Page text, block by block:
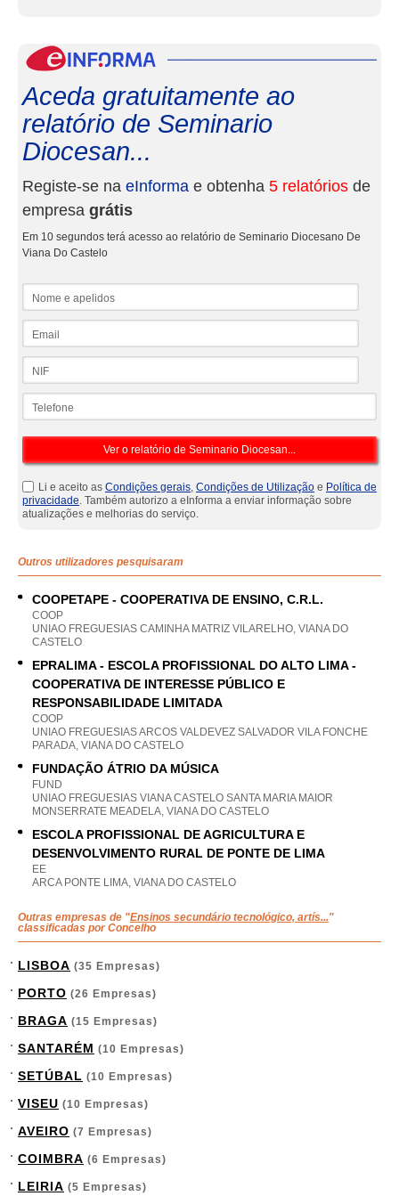
Aceda gratuitamente ao
relatório de Seminario
Diocesan...
Registe-se na eInforma e obtenha 5 relatórios de
empresa grátis
Em 10 segundos terá acesso ao relatório de Seminario Diocesano De
Viana Do Castelo
Li e aceito as Condições gerais, Condições de Utilização e Política de
privacidade. Também autorizo a eInforma a enviar informação sobre
atualizações e melhorias do serviço.
Outros utilizadores pesquisaram
COOPETAPE - COOPERATIVA DE ENSINO, C.R.L.
COOP
UNIAO FREGUESIAS CAMINHA MATRIZ VILARELHO, VIANA DO
CASTELO
EPRALIMA - ESCOLA PROFISSIONAL DO ALTO LIMA -
COOPERATIVA DE INTERESSE PÚBLICO E
RESPONSABILIDADE LIMITADA
COOP
UNIAO FREGUESIAS ARCOS VALDEVEZ SALVADOR VILA FONCHE
PARADA, VIANA DO CASTELO
FUNDAÇÃO ÁTRIO DA MÚSICA
FUND
UNIAO FREGUESIAS VIANA CASTELO SANTA MARIA MAIOR
MONSERRATE MEADELA, VIANA DO CASTELO
ESCOLA PROFISSIONAL DE AGRICULTURA E
DESENVOLVIMENTO RURAL DE PONTE DE LIMA
EE
ARCA PONTE LIMA, VIANA DO CASTELO
Outras empresas de "Ensinos secundário tecnológico, artís..."
classificadas por Concelho
LISBOA (35 Empresas)
PORTO (26 Empresas)
BRAGA (15 Empresas)
SANTARÉM (10 Empresas)
SETÚBAL (10 Empresas)
VISEU (10 Empresas)
AVEIRO (7 Empresas)
COIMBRA (6 Empresas)
LEIRIA (5 Empresas)